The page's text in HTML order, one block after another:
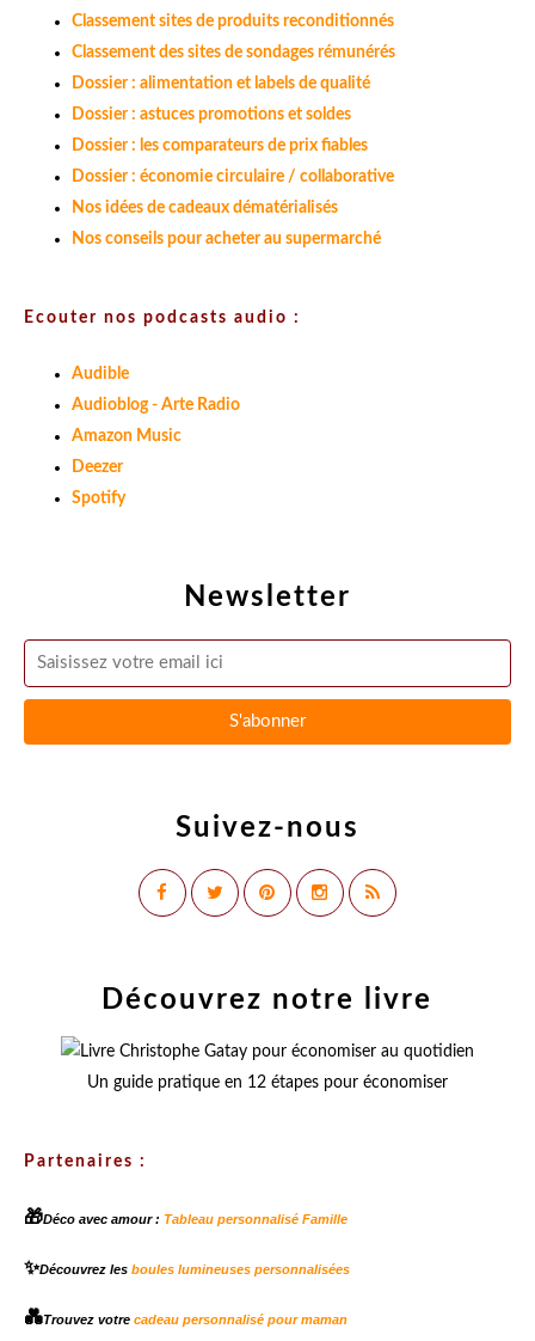
Newsletter
Suivez-nous
Classement sites de produits reconditionnés
Classement des sites de sondages rémunérés
Dossier : alimentation et labels de qualité
Dossier : astuces promotions et soldes
Dossier : les comparateurs de prix fiables
Dossier : économie circulaire / collaborative
Nos idées de cadeaux dématérialisés
Nos conseils pour acheter au supermarché
Ecouter nos podcasts audio :
Audible
Audioblog - Arte Radio
Amazon Music
Deezer
Spotify
Découvrez notre livre
Un guide pratique en 12 étapes pour économiser
Partenaires :
🎁Déco avec amour : Tableau personnalisé Famille
✨Découvrez les boules lumineuses personnalisées
💑Trouvez votre cadeau personnalisé pour maman